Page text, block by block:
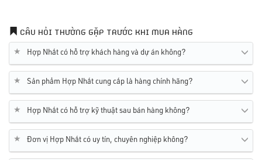
CÂU HỎI THƯỜNG GẶP TRƯỚC KHI MUA HÀNG
★ Hợp Nhất có hỗ trợ khách hàng và dự án không?
★ Sản phẩm Hợp Nhất cung cấp là hàng chính hãng?
★ Hợp Nhất có hỗ trợ kỹ thuật sau bán hàng không?
★ Đơn vị Hợp Nhất có uy tín, chuyên nghiệp không?